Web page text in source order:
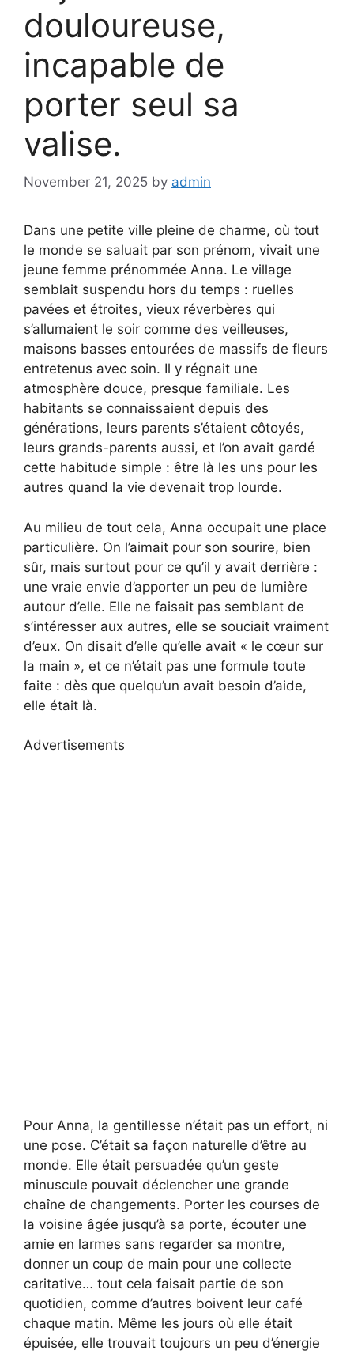
douloureuse,
incapable de
porter seul sa
valise.
November 21, 2025 by admin
Dans une petite ville pleine de charme, où tout
le monde se saluait par son prénom, vivait une
jeune femme prénommée Anna. Le village
semblait suspendu hors du temps : ruelles
pavées et étroites, vieux réverbères qui
s’allumaient le soir comme des veilleuses,
maisons basses entourées de massifs de fleurs
entretenus avec soin. Il y régnait une
atmosphère douce, presque familiale. Les
habitants se connaissaient depuis des
générations, leurs parents s’étaient côtoyés,
leurs grands-parents aussi, et l’on avait gardé
cette habitude simple : être là les uns pour les
autres quand la vie devenait trop lourde.
Au milieu de tout cela, Anna occupait une place
particulière. On l’aimait pour son sourire, bien
sûr, mais surtout pour ce qu’il y avait derrière :
une vraie envie d’apporter un peu de lumière
autour d’elle. Elle ne faisait pas semblant de
s’intéresser aux autres, elle se souciait vraiment
d’eux. On disait d’elle qu’elle avait « le cœur sur
la main », et ce n’était pas une formule toute
faite : dès que quelqu’un avait besoin d’aide,
elle était là.
Advertisements
Pour Anna, la gentillesse n’était pas un effort, ni
une pose. C’était sa façon naturelle d’être au
monde. Elle était persuadée qu’un geste
minuscule pouvait déclencher une grande
chaîne de changements. Porter les courses de
la voisine âgée jusqu’à sa porte, écouter une
amie en larmes sans regarder sa montre,
donner un coup de main pour une collecte
caritative… tout cela faisait partie de son
quotidien, comme d’autres boivent leur café
chaque matin. Même les jours où elle était
épuisée, elle trouvait toujours un peu d’énergie